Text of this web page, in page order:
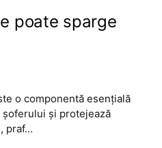
poate sparge
o componentă esențială
și protejează
praf…